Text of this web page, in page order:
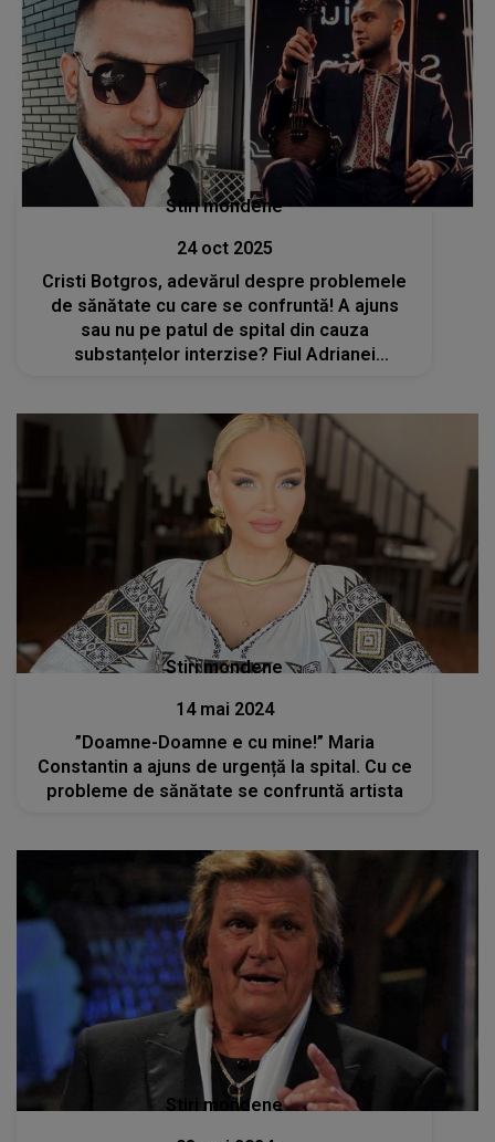
Stiri mondene
24 oct 2025
Cristi Botgros, adevărul despre problemele
de sănătate cu care se confruntă! A ajuns
sau nu pe patul de spital din cauza
substanțelor interzise? Fiul Adrianei
Stiri mondene
14 mai 2024
”Doamne-Doamne e cu mine!” Maria
Constantin a ajuns de urgență la spital. Cu ce
probleme de sănătate se confruntă artista
Stiri mondene